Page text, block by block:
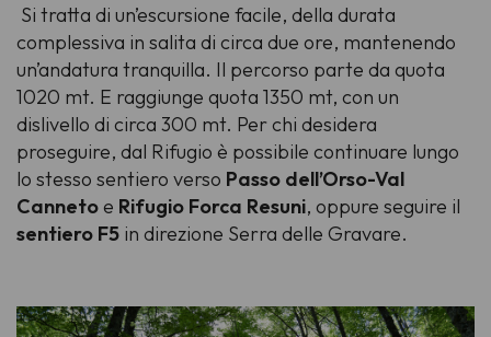
Si tratta di un’escursione facile, della durata
complessiva in salita di circa due ore, mantenendo
un’andatura tranquilla. Il percorso parte da quota
1020 mt. E raggiunge quota 1350 mt, con un
dislivello di circa 300 mt. Per chi desidera
proseguire, dal Rifugio è possibile continuare lungo
lo stesso sentiero verso Passo dell’Orso-Val
Cannetoe Rifugio Forca Resuni, oppure seguire il
sentiero F5 in direzione Serra delle Gravare.